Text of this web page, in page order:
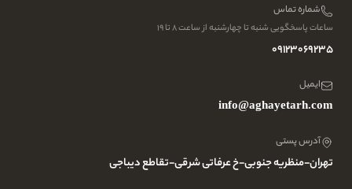
شماره تماس
ساعات پاسخگویی شنبه تا چهارشنبه از ساعت ۸ تا ۱۹
09123069235
ایمیل
info@aghayetarh.com
آدرس پستی
تهران-منظریه جنوبی-خ عرفاتی شرقی-تقاطع دیباجی